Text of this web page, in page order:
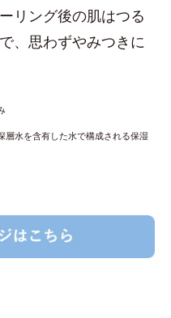
リング後の肌はつる
、思わずやみつきに
水を含有した水で構成される保湿